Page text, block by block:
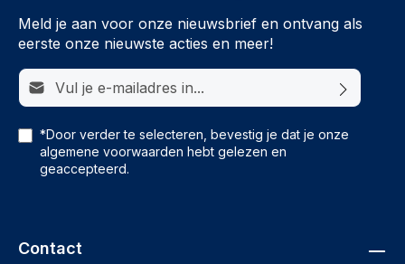
Meld je aan voor onze nieuwsbrief en ontvang als
eerste onze nieuwste acties en meer!
E-mailadres*
*Door verder te selecteren, bevestig je dat je onze
algemene voorwaarden hebt gelezen en
geaccepteerd.
Contact